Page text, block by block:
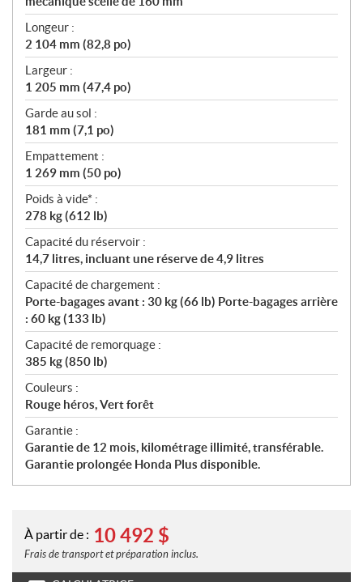
Longeur :
2 104 mm (82,8 po)
Largeur :
1 205 mm (47,4 po)
Garde au sol :
181 mm (7,1 po)
Empattement :
1 269 mm (50 po)
Poids à vide* :
278 kg (612 lb)
Capacité du réservoir :
14,7 litres, incluant une réserve de 4,9 litres
Capacité de chargement :
Porte-bagages avant : 30 kg (66 lb) Porte-bagages arrière
: 60 kg (133 lb)
Capacité de remorquage :
385 kg (850 lb)
Couleurs :
Rouge héros, Vert forêt
Garantie :
Garantie de 12 mois, kilométrage illimité, transférable.
Garantie prolongée Honda Plus disponible.
À partir de : 10 492 $
Frais de transport et préparation inclus.